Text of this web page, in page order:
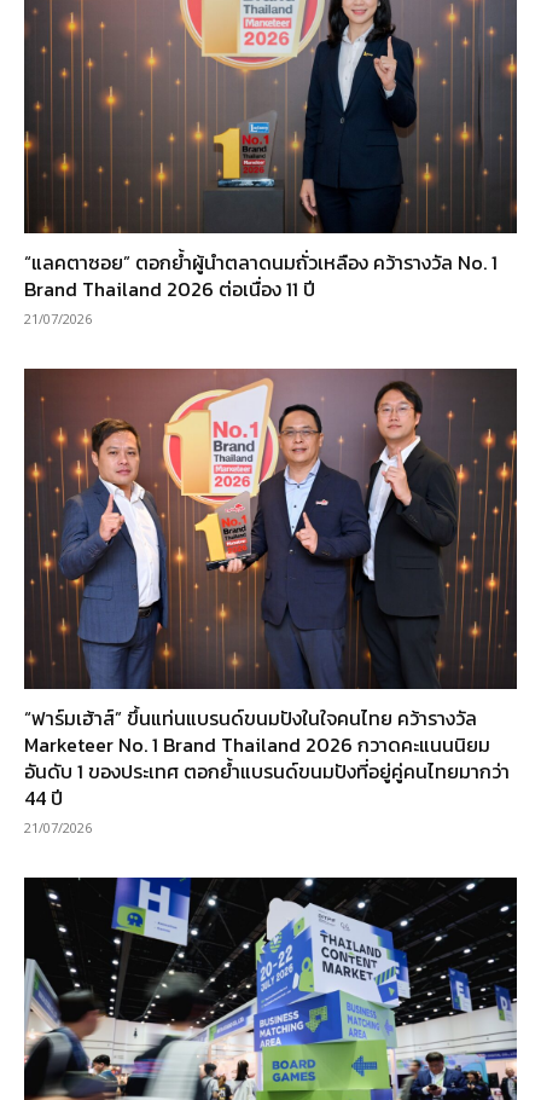
“แลคตาซอย” ตอกย้ำผู้นำตลาดนมถั่วเหลือง คว้ารางวัล No. 1
Brand Thailand 2026 ต่อเนื่อง 11 ปี
21/07/2026
“ฟาร์มเฮ้าส์” ขึ้นแท่นแบรนด์ขนมปังในใจคนไทย คว้ารางวัล
Marketeer No. 1 Brand Thailand 2026 กวาดคะแนนนิยม
อันดับ 1 ของประเทศ ตอกย้ำแบรนด์ขนมปังที่อยู่คู่คนไทยมากว่า
44 ปี
21/07/2026